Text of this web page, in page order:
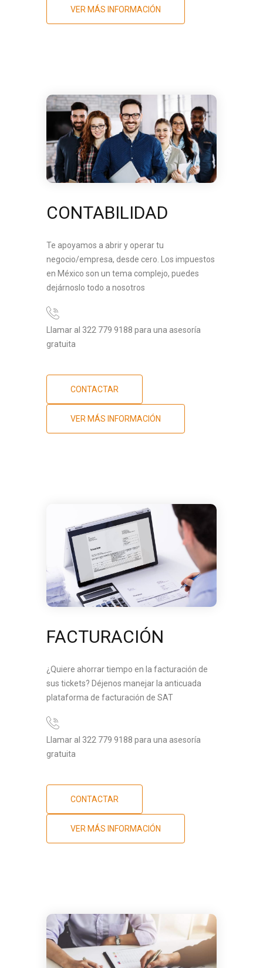
VER MÁS INFORMACIÓN
CONTABILIDAD
Te apoyamos a abrir y operar tu
negocio/empresa, desde cero. Los impuestos
en México son un tema complejo, puedes
dejárnoslo todo a nosotros
Llamar al 322 779 9188 para una asesoría
gratuita
CONTACTAR
VER MÁS INFORMACIÓN
FACTURACIÓN
¿Quiere ahorrar tiempo en la facturación de
sus tickets? Déjenos manejar la anticuada
plataforma de facturación de SAT
Llamar al 322 779 9188 para una asesoría
gratuita
CONTACTAR
VER MÁS INFORMACIÓN